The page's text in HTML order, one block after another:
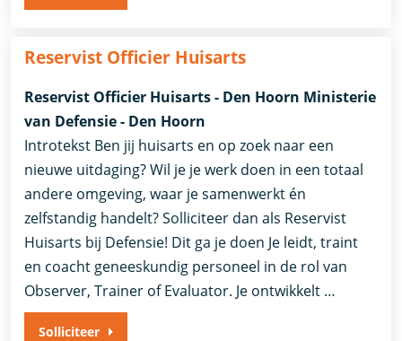
Reservist Officier Huisarts
Reservist Officier Huisarts - Den Hoorn Ministerie
van Defensie - Den Hoorn
Introtekst Ben jij huisarts en op zoek naar een
nieuwe uitdaging? Wil je je werk doen in een totaal
andere omgeving, waar je samenwerkt én
zelfstandig handelt? Solliciteer dan als Reservist
Huisarts bij Defensie! Dit ga je doen Je leidt, traint
en coacht geneeskundig personeel in de rol van
Observer, Trainer of Evaluator. Je ontwikkelt …
Solliciteer